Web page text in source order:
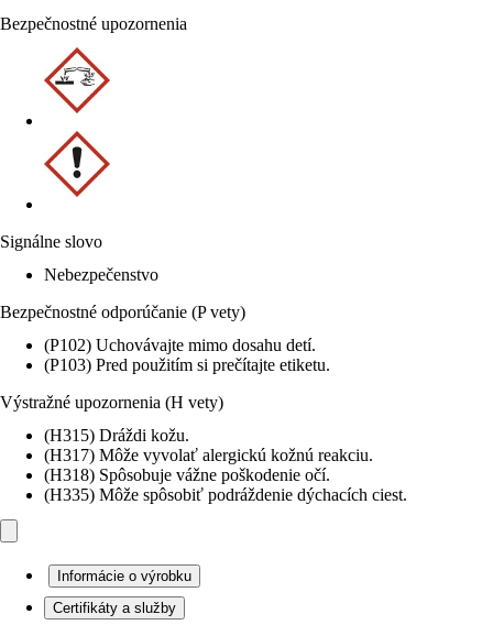
Bezpečnostné upozornenia
Signálne slovo
Nebezpečenstvo
Bezpečnostné odporúčanie (P vety)
(P102) Uchovávajte mimo dosahu detí.
(P103) Pred použitím si prečítajte etiketu.
Výstražné upozornenia (H vety)
(H315) Dráždi kožu.
(H317) Môže vyvolať alergickú kožnú reakciu.
(H318) Spôsobuje vážne poškodenie očí.
(H335) Môže spôsobiť podráždenie dýchacích ciest.
Informácie o výrobku
Certifikáty a služby